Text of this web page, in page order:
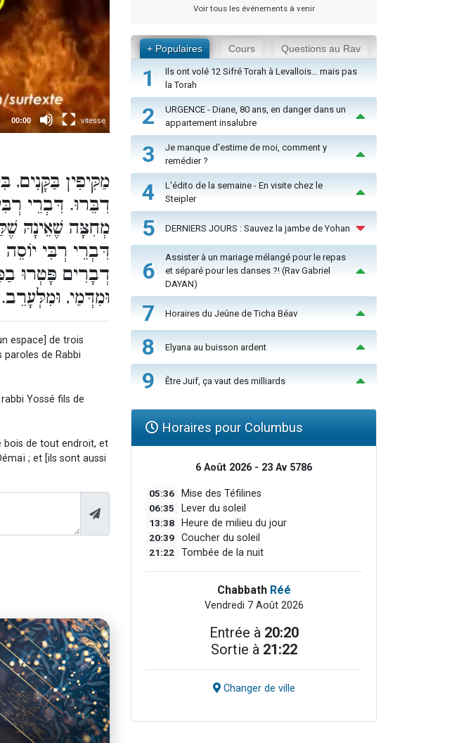
מַקִּיפִין
דִבֵּרוּ. דִּבְרֵי
מְחִצָּה שֶׁאֵינָהּ
דִּבְרֵי רְבִּי
דְבָרִים פָּטְרוּ
וּמִדְּמַי, וּמִלְּעָרֵב.
espace] de trois
de Rabbi
Yossé fils de
bois de tout endroit, et
; et [ils sont aussi
Voir tous les événements à venir
+ Populaires Cours Questions au Rav
1
Ils ont volé 12 Sifré Torah à Levallois… mais pas
la Torah
2
URGENCE - Diane, 80 ans, en danger dans un
appartement insalubre
3
Je manque d'estime de moi, comment y
remédier ?
4
L'édito de la semaine - En visite chez le
Steipler
5 DERNIERS JOURS : Sauvez la jambe de Yohan
6
Assister à un mariage mélangé pour le repas
et séparé pour les danses ?! (Rav Gabriel
DAYAN)
7 Horaires du Jeûne de Ticha Béav
8 Elyana au buisson ardent
9 Être Juif, ça vaut des milliards
Horaires pour Columbus
6 Août 2026 - 23 Av 5786
05:36 Mise des Téfilines
06:35 Lever du soleil
13:38 Heure de milieu du jour
20:39 Coucher du soleil
21:22 Tombée de la nuit
Chabbath Réé
Vendredi 7 Août 2026
Entrée à 20:20
Sortie à 21:22
Changer de ville